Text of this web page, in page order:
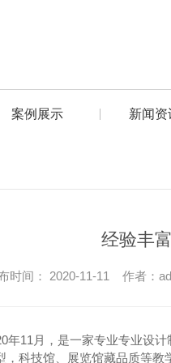
案例展示 新闻资
经验丰富
时间： 2020-11-11 作者：
年11月，是一家专业专业设
科技馆、展览馆藏品质等教